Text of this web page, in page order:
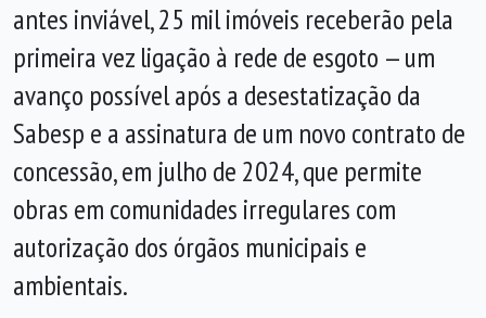
antes inviável, 25 mil imóveis receberão pela
primeira vez ligação à rede de esgoto — um
avanço possível após a desestatização da
Sabesp e a assinatura de um novo contrato de
concessão, em julho de 2024, que permite
obras em comunidades irregulares com
autorização dos órgãos municipais e
ambientais.